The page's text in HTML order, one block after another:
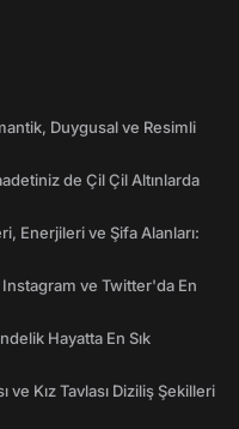
Duygusal ve Resimli
de Çil Çil Altınlarda
Enerjileri ve Şifa Alanları:
ve Twitter'da En
Hayatta En Sık
ve Kız Tavlası Diziliş Şekilleri